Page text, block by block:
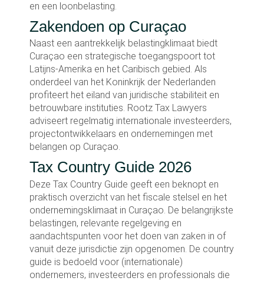
en een loonbelasting.
Zakendoen op Curaçao
Naast een aantrekkelijk belastingklimaat biedt
Curaçao een strategische toegangspoort tot
Latijns-Amerika en het Caribisch gebied. Als
onderdeel van het Koninkrijk der Nederlanden
profiteert het eiland van juridische stabiliteit en
betrouwbare instituties. Rootz Tax Lawyers
adviseert regelmatig internationale investeerders,
projectontwikkelaars en ondernemingen met
belangen op Curaçao.
Tax Country Guide 2026
Deze Tax Country Guide geeft een beknopt en
praktisch overzicht van het fiscale stelsel en het
ondernemingsklimaat in Curaçao. De belangrijkste
belastingen, relevante regelgeving en
aandachtspunten voor het doen van zaken in of
vanuit deze jurisdictie zijn opgenomen. De country
guide is bedoeld voor (internationale)
ondernemers, investeerders en professionals die